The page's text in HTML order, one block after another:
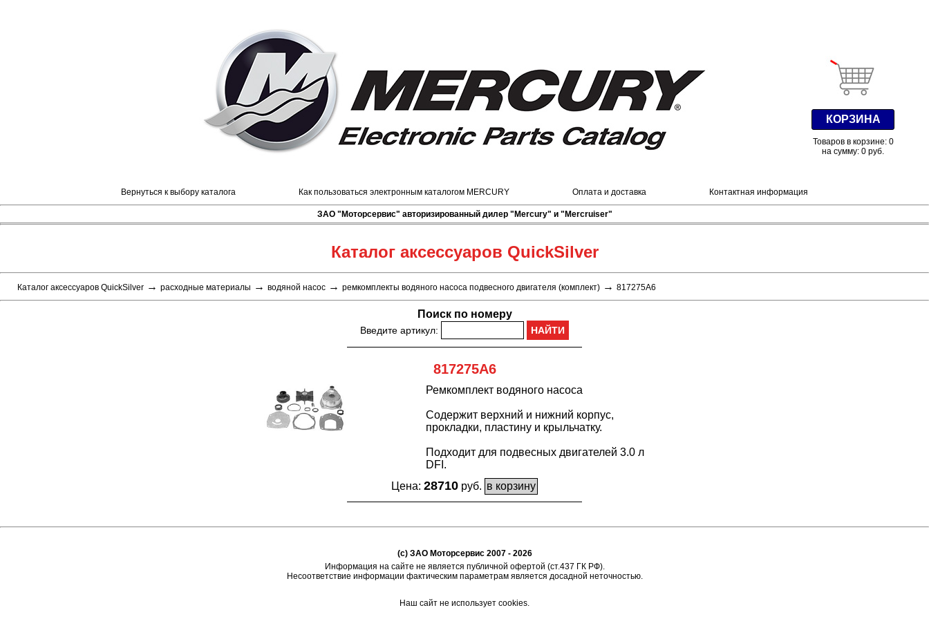
КОРЗИНА
Товаров в корзине: 0
на сумму: 0 руб.
Вернуться к выбору каталога Как пользоваться электронным каталогом MERCURY Оплата и доставка Контактная информация
ЗАО "Моторсервис" авторизированный дилер "Mercury" и "Mercruiser"
Каталог аксессуаров QuickSilver
Каталог аксессуаров QuickSilver → расходные материалы → водяной насос → ремкомплекты водяного насоса подвесного двигателя (комплект) → 817275A6
Поиск по номеру
Введите артикул:
817275A6
Ремкомплект водяного насоса
Содержит верхний и нижний корпус,
прокладки, пластину и крыльчатку.
Подходит для подвесных двигателей 3.0 л
DFI.
Цена: 28710 руб.
(c) ЗАО Моторсервис 2007 - 2026
Информация на сайте не является публичной офертой (ст.437 ГК РФ).
Несоответствие информации фактическим параметрам является досадной неточностью.
Наш сайт не использует cookies.